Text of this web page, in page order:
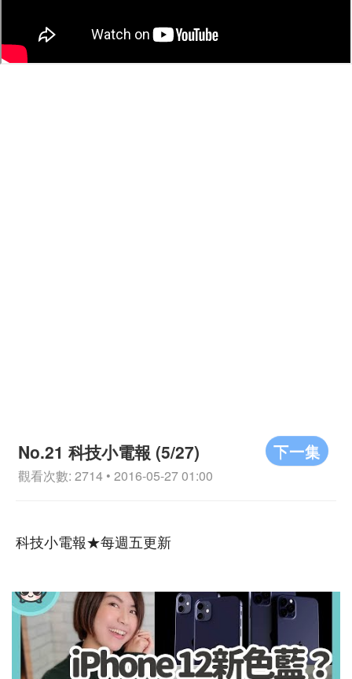
下一集
No.21 科技小電報 (5/27)
觀看次數: 2714 • 2016-05-27 01:00
科技小電報★每週五更新